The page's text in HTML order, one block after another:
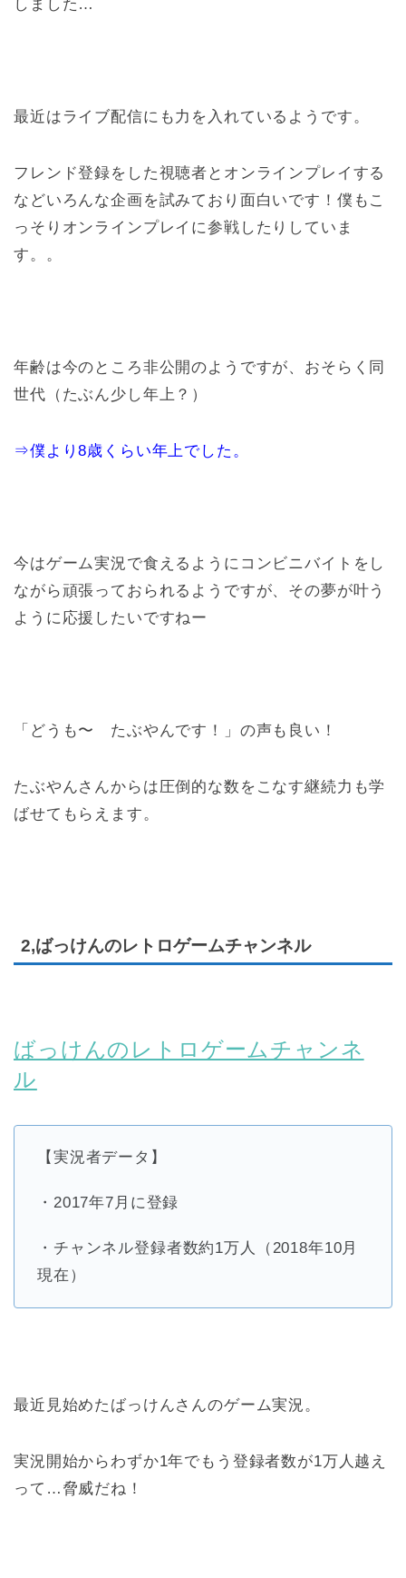
しました…
最近はライブ配信にも力を入れているようです。
フレンド登録をした視聴者とオンラインプレイする
などいろんな企画を試みており面白いです！僕もこ
っそりオンラインプレイに参戦したりしていま
す。。
年齢は今のところ非公開のようですが、おそらく同
世代（たぶん少し年上？）
⇒僕より8歳くらい年上でした。
今はゲーム実況で食えるようにコンビニバイトをし
ながら頑張っておられるようですが、その夢が叶う
ように応援したいですねー
「どうも〜 たぶやんです！」の声も良い！
たぶやんさんからは圧倒的な数をこなす継続力も学
ばせてもらえます。
2,ばっけんのレトロゲームチャンネル
ばっけんのレトロゲームチャンネ
ル
【実況者データ】
・2017年7月に登録
・チャンネル登録者数約1万人（2018年10月
現在）
最近見始めたばっけんさんのゲーム実況。
実況開始からわずか1年でもう登録者数が1万人越え
って…脅威だね！